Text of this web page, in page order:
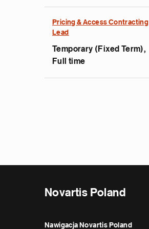
Pricing & Access Contracting
Lead
Temporary (Fixed Term),
Full time
Novartis Poland
Nawigacja Novartis Poland